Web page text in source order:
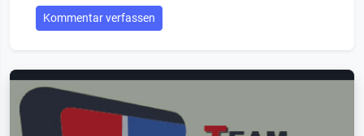
Kommentar verfassen